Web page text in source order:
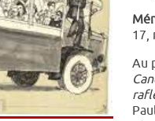
17,
Au